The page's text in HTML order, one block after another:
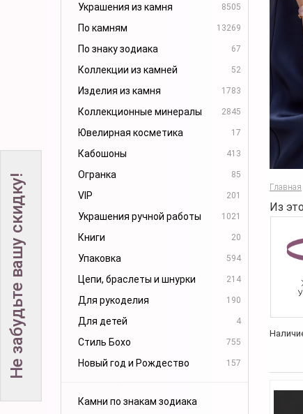
Украшения из камня 8505
По камням 13269
По знаку зодиака 67
Коллекции из камней 52
Изделия из камня 1783
Коллекционные минералы 2845
Ювелирная косметика 17
Кабошоны 413
Огранка 85
VIP 201
Украшения ручной работы 1021
Книги 20
Упаковка 594
Цепи, браслеты и шнурки 214
Для рукоделия 190
Для детей 4
Стиль Бохо 755
Новый год и Рождество 157
Камни по знакам зодиака
Главная
Из
Не забудьте вашу скидку!